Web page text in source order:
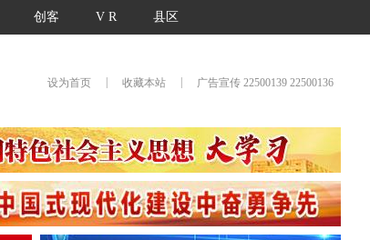
创客 V R 县区
设为首页 收藏本站 广告宣传 22500139 22500136